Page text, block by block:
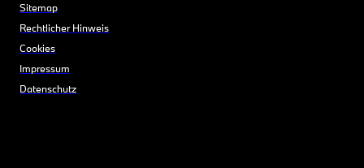
Sitemap
Rechtlicher Hinweis
Cookies
Impressum
Datenschutz